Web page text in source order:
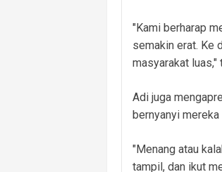
"Kami berharap
semakin erat. Ke
masyarakat luas,"
Adi juga
bernyanyi
"Menang atau
tampil, dan ikut